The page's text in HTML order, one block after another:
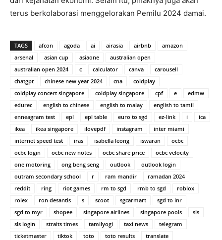
terus berkolaborasi menggelorakan Pemilu 2024 damai.
TAGS afcon agoda ai airasia airbnb
amazon
arsenal
asian cup asiaone
australian open
australian open 2024
c calculator canva
carousell
chatgpt
chinese new year 2024 cna
coldplay
coldplay concert singapore
coldplay singapore cpf e
edmw
edurec
english to chinese english to malay
english to tamil
enneagram test
epl epl table euro to sgd ez-link i
ica
ikea
ikea singapore ilovepdf instagram
inter miami
internet speed test
iras isabella leong iswaran
ocbc
ocbc login
ocbc new notes ocbc share price
ocbc velocity
one motoring
ong beng seng outlook
outlook login
outram secondary school
r ram mandir
ramadan 2024
reddit
ring riot games rm to sgd rmb to sgd
roblox
rolex
ron desantis s scoot sgcarmart
sgd to inr
sgd to myr
shopee singapore airlines singapore pools
sls
sls login
straits times tamilyogi taxi news
telegram
ticketmaster
tiktok toto toto results
translate